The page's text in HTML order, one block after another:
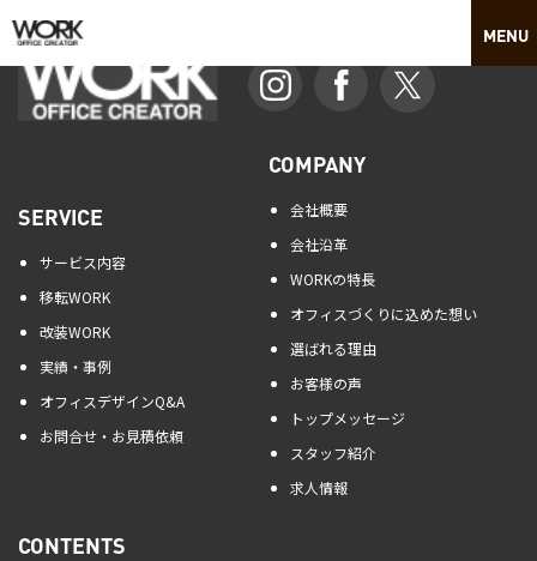
SERVICE
サービス内容
移転WORK
改装WORK
実績・事例
オフィスデザインQ&A
お問合せ・お見積依頼
COMPANY
会社概要
会社沿革
WORKの特長
オフィスづくりに込めた想い
選ばれる理由
お客様の声
トップメッセージ
スタッフ紹介
求人情報
CONTENTS